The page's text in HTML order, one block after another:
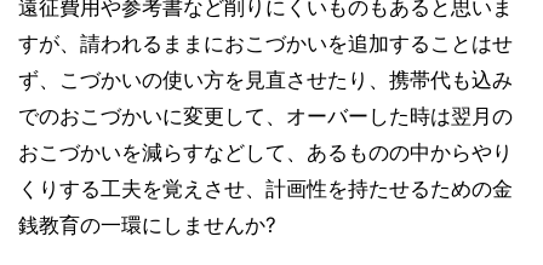
遠征費用や参考書など削りにくいものもあると思いま
すが、請われるままにおこづかいを追加することはせ
ず、こづかいの使い方を見直させたり、携帯代も込み
でのおこづかいに変更して、オーバーした時は翌月の
おこづかいを減らすなどして、あるものの中からやり
くりする工夫を覚えさせ、計画性を持たせるための金
銭教育の一環にしませんか?